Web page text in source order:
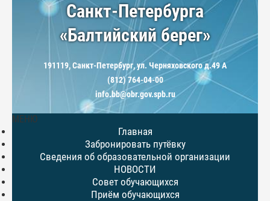
Санкт-Петербурга
«Балтийский берег»
191119, Санкт-Петербург, ул. Черняховского д.49 А
(812) 764-04-00
info.bb@obr.gov.spb.ru
МЕНЮ
Главная
Забронировать путёвку
Сведения об образовательной организации
НОВОСТИ
Совет обучающихся
Приём обучающихся